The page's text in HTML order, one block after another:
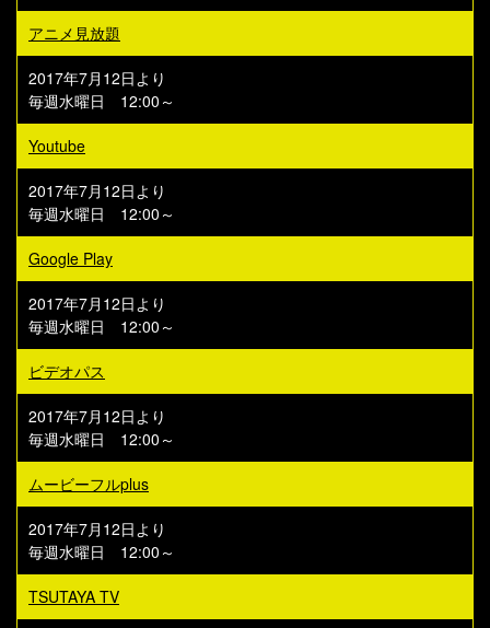
アニメ見放題
2017年7月12日より
毎週水曜日 12:00～
Youtube
2017年7月12日より
毎週水曜日 12:00～
Google Play
2017年7月12日より
毎週水曜日 12:00～
ビデオパス
2017年7月12日より
毎週水曜日 12:00～
ムービーフルplus
2017年7月12日より
毎週水曜日 12:00～
TSUTAYA TV